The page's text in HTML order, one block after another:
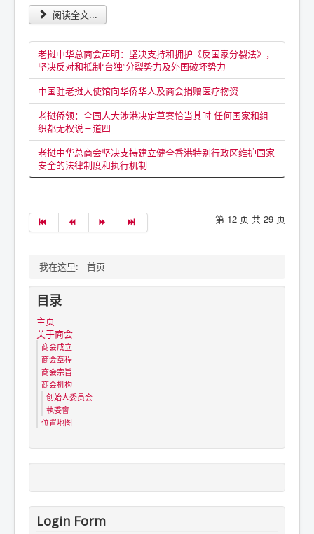
阅读全文...
老挝中华总商会声明：坚决支持和拥护《反国家分裂法》，
坚决反对和抵制“台独”分裂势力及外国破坏势力
中国驻老挝大使馆向华侨华人及商会捐赠医疗物资
老挝侨领：全国人大涉港决定草案恰当其时 任何国家和组
织都无权说三道四
老挝中华总商会坚决支持建立健全香港特别行政区维护国家
安全的法律制度和执行机制
第 12 页 共 29 页
我在这里: 首页
目录
主页
关于商会
商会成立
商会章程
商会宗旨
商会机构
创始人委员会
執委會
位置地图
Login Form